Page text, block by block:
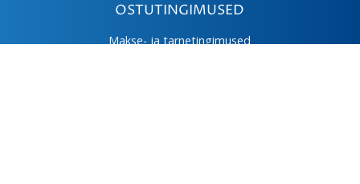
OSTUTINGIMUSED
Makse- ja tarnetingimused